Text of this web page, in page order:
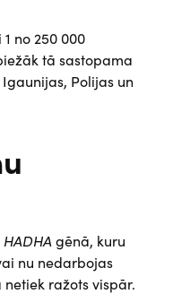
no 250 000
tā sastopama
Polijas un
HADHA gēnā, kuru
nu nedarbojas
ražots vispār.